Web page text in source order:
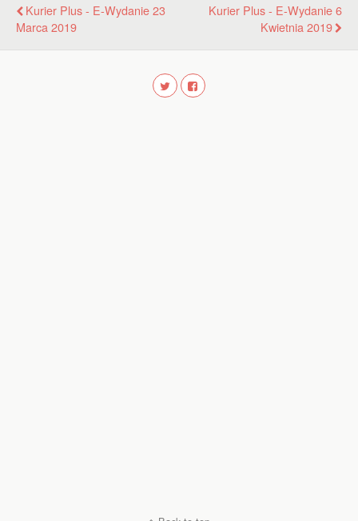
Kurier Plus - E-Wydanie 23
Marca 2019
Kurier Plus - E-Wydanie 6
Kwietnia 2019